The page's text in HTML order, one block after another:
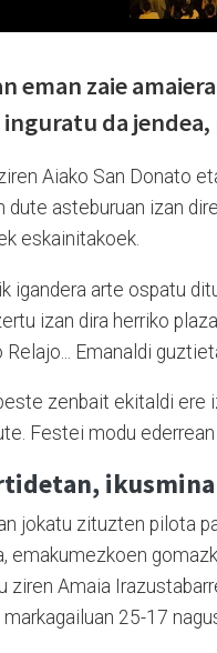
eman zaie
da
Aiako San Donato
dute asteburuan izan
eskainitakoek.
igandera arte ospatu
izan dira herriko
Emanaldi
zenbait ekitaldi ere
Festei modu
ikusmina
jokatu zituzten pilota
emakumezkoen
ziren Amaia
25-17